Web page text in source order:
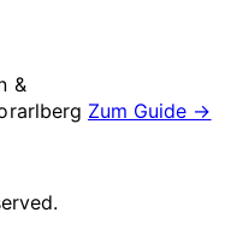
&
Zum Guide →